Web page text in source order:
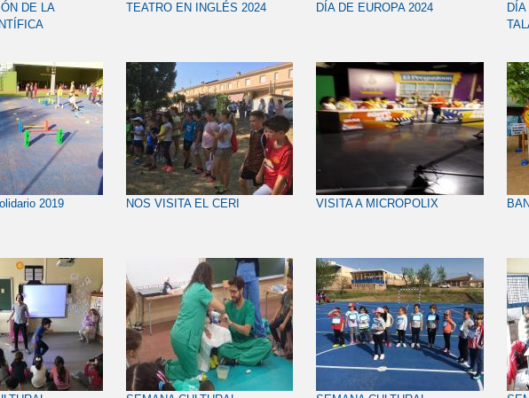
DE LA
TEATRO EN INGLÉS 2024 DÍA DE EUROPA 2024
2019 NOS VISITA EL CERI VISITA A MICROPOLIX